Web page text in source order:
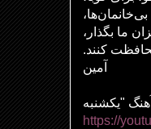
ما بگذار،
کنند.
آمین
https://